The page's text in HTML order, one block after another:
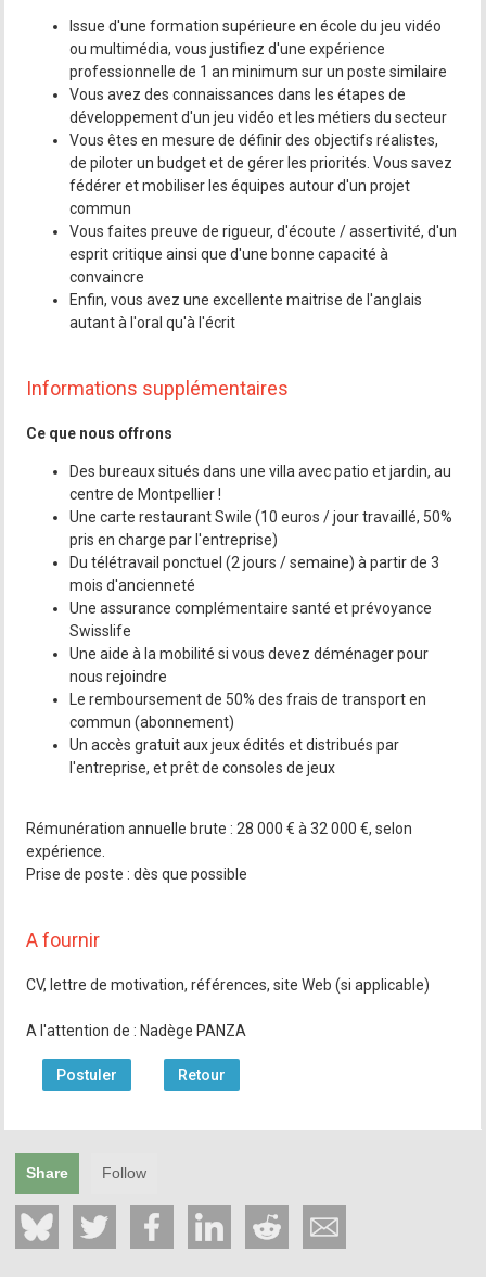
Issue d'une formation supérieure en école du jeu vidéo
ou multimédia, vous justifiez d'une expérience
professionnelle de 1 an minimum sur un poste similaire
Vous avez des connaissances dans les étapes de
développement d'un jeu vidéo et les métiers du secteur
Vous êtes en mesure de définir des objectifs réalistes,
de piloter un budget et de gérer les priorités. Vous savez
fédérer et mobiliser les équipes autour d'un projet
commun
Vous faites preuve de rigueur, d'écoute / assertivité, d'un
esprit critique ainsi que d'une bonne capacité à
convaincre
Enfin, vous avez une excellente maitrise de l'anglais
autant à l'oral qu'à l'écrit
Informations supplémentaires
Ce que nous offrons
Des bureaux situés dans une villa avec patio et jardin, au
centre de Montpellier !
Une carte restaurant Swile (10 euros / jour travaillé, 50%
pris en charge par l'entreprise)
Du télétravail ponctuel (2 jours / semaine) à partir de 3
mois d'ancienneté
Une assurance complémentaire santé et prévoyance
Swisslife
Une aide à la mobilité si vous devez déménager pour
nous rejoindre
Le remboursement de 50% des frais de transport en
commun (abonnement)
Un accès gratuit aux jeux édités et distribués par
l'entreprise, et prêt de consoles de jeux
Rémunération annuelle brute : 28 000 € à 32 000 €, selon
expérience.
Prise de poste : dès que possible
A fournir
CV, lettre de motivation, références, site Web (si applicable)
A l'attention de : Nadège PANZA
Postuler Retour
Share Follow